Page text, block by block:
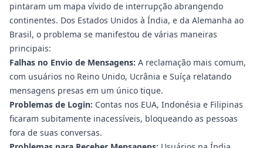
pintaram um mapa vívido de interrupção abrangendo
continentes. Dos Estados Unidos à Índia, e da Alemanha ao
Brasil, o problema se manifestou de várias maneiras
principais:
Falhas no Envio de Mensagens: A reclamação mais comum,
com usuários no Reino Unido, Ucrânia e Suíça relatando
mensagens presas em um único tique.
Problemas de Login: Contas nos EUA, Indonésia e Filipinas
ficaram subitamente inacessíveis, bloqueando as pessoas
fora de suas conversas.